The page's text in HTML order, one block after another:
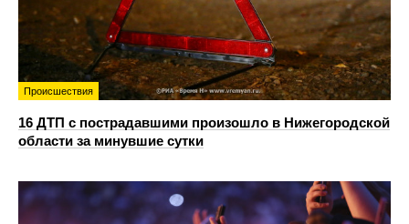
Происшествия
16 ДТП с пострадавшими произошло в Нижегородской
области за минувшие сутки